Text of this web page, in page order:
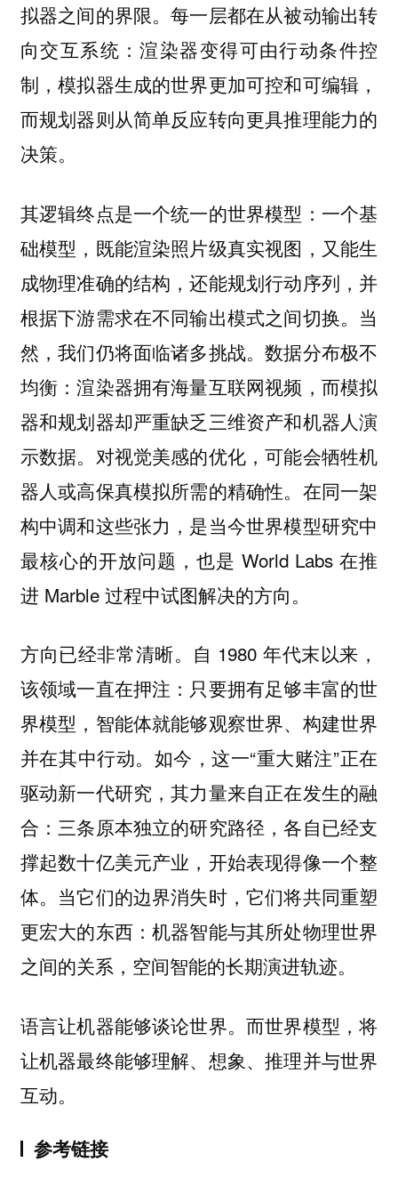
拟器之间的界限。每一层都在从被动输出转
向交互系统：渲染器变得可由行动条件控
制，模拟器生成的世界更加可控和可编辑，
而规划器则从简单反应转向更具推理能力的
决策。
其逻辑终点是一个统一的世界模型：一个基
础模型，既能渲染照片级真实视图，又能生
成物理准确的结构，还能规划行动序列，并
根据下游需求在不同输出模式之间切换。当
然，我们仍将面临诸多挑战。数据分布极不
均衡：渲染器拥有海量互联网视频，而模拟
器和规划器却严重缺乏三维资产和机器人演
示数据。对视觉美感的优化，可能会牺牲机
器人或高保真模拟所需的精确性。在同一架
构中调和这些张力，是当今世界模型研究中
最核心的开放问题，也是 World Labs 在推
进 Marble 过程中试图解决的方向。
方向已经非常清晰。自 1980 年代末以来，
该领域一直在押注：只要拥有足够丰富的世
界模型，智能体就能够观察世界、构建世界
并在其中行动。如今，这一“重大赌注”正在
驱动新一代研究，其力量来自正在发生的融
合：三条原本独立的研究路径，各自已经支
撑起数十亿美元产业，开始表现得像一个整
体。当它们的边界消失时，它们将共同重塑
更宏大的东西：机器智能与其所处物理世界
之间的关系，空间智能的长期演进轨迹。
语言让机器能够谈论世界。而世界模型，将
让机器最终能够理解、想象、推理并与世界
互动。
参考链接